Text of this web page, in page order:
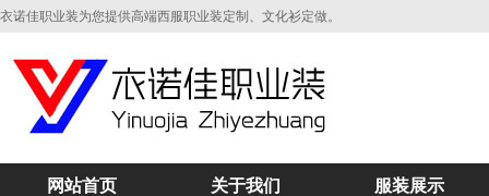
衣诺佳职业装为您提供高端西服职业装定制、文化衫定做。
网站首页 关于我们 服装展示